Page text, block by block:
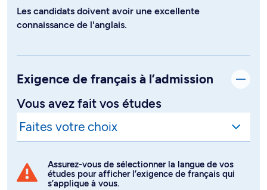
Les candidats doivent avoir une excellente
connaissance de l'anglais.
Exigence de français à l’admission
Vous avez fait vos études
Assurez-vous de sélectionner la langue de vos
études pour afficher l’exigence de français qui
s’applique à vous.